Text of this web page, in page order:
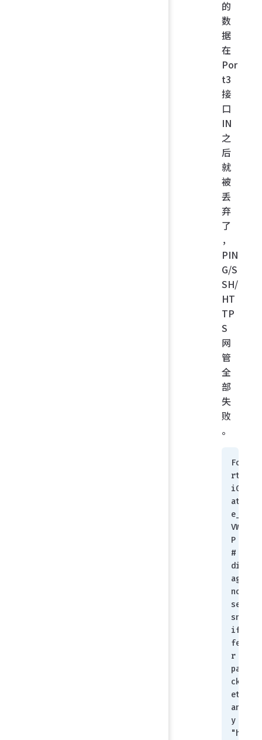
的
数
据
在
Por
t3
接
口
IN
之
后
就
被
丢
弃
了
，
PIN
G/S
SH/
HT
TP
S
网
管
全
部
失
败
。
Fo
rt
iG
at
e_
VW
P
#
di
ag
no
se
sn
if
fe
r
pa
ck
et
an
y
"h